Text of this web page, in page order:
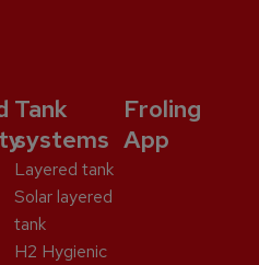
Tank
systems
Layered tank
Solar layered
tank
H2 Hygienic
Froling
App